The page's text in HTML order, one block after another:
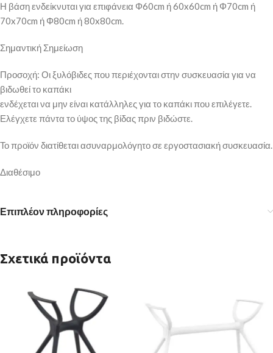
Η βάση ενδείκνυται για επιφάνεια Φ60cm ή 60x60cm ή Φ70cm ή
70x70cm ή Φ80cm ή 80x80cm.
Σημαντική Σημείωση
Προσοχή: Οι ξυλόβιδες που περιέχονται στην συσκευασία για να
βιδωθεί το καπάκι
ενδέχεται να μην είναι κατάλληλες για το καπάκι που επιλέγετε.
Ελέγχετε πάντα το ύψος της βίδας πριν βιδώστε.
Το προϊόν διατίθεται ασυναρμολόγητο σε εργοστασιακή συσκευασία.
Διαθέσιμο
Επιπλέον πληροφορίες
Σχετικά προϊόντα